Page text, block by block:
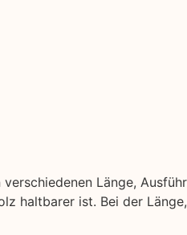
Länge,
haltbarer ist. Bei der